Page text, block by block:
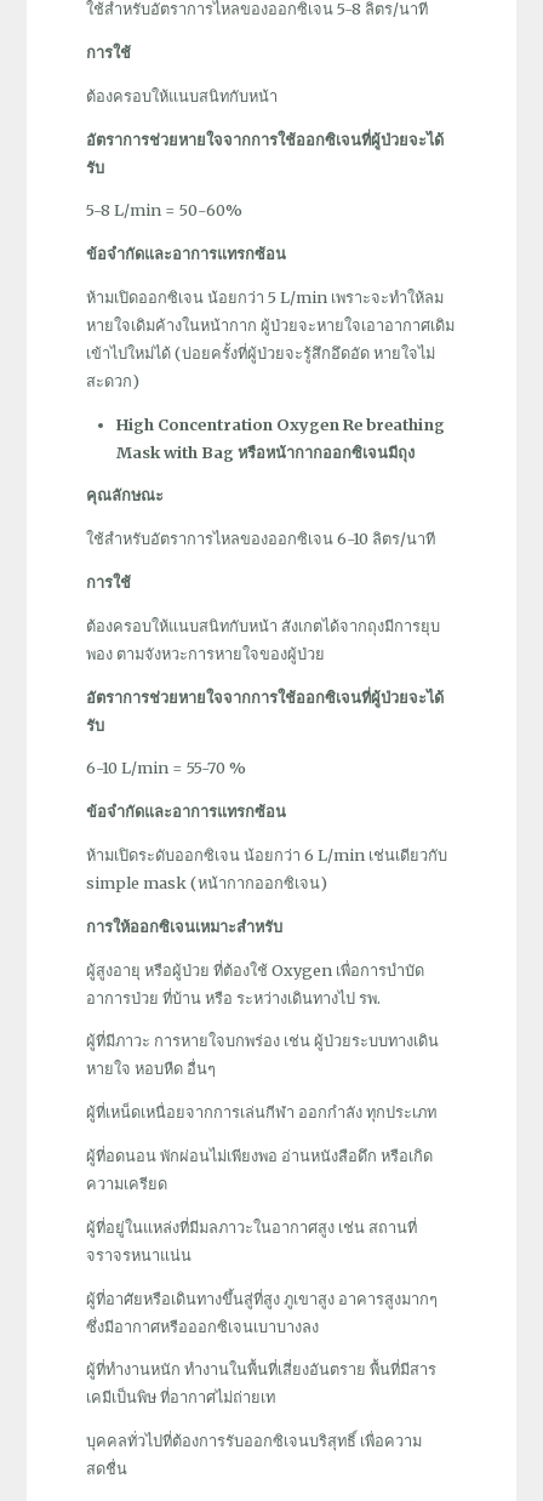
ใช้สำหรับอัตราการไหลของออกซิเจน 5-8 ลิตร/นาที
การใช้
ต้องครอบให้แนบสนิทกับหน้า
อัตราการช่วยหายใจจากการใช้ออกซิเจนที่ผู้ป่วยจะได้
รับ
5-8 L/min = 50-60%
ข้อจำกัดและอาการแทรกซ้อน
ห้ามเปิดออกซิเจน น้อยกว่า 5 L/min เพราะจะทำให้ลม
หายใจเดิมค้างในหน้ากาก ผู้ป่วยจะหายใจเอาอากาศเดิม
เข้าไปใหม่ได้ (บ่อยครั้งที่ผู้ป่วยจะรู้สึกอึดอัด หายใจไม่
สะดวก)
High Concentration Oxygen Re breathing
Mask with Bag หรือหน้ากากออกซิเจนมีถุง
คุณลักษณะ
ใช้สำหรับอัตราการไหลของออกซิเจน 6-10 ลิตร/นาที
การใช้
ต้องครอบให้แนบสนิทกับหน้า สังเกตได้จากถุงมีการยุบ
พอง ตามจังหวะการหายใจของผู้ป่วย
อัตราการช่วยหายใจจากการใช้ออกซิเจนที่ผู้ป่วยจะได้
รับ
6-10 L/min = 55-70 %
ข้อจำกัดและอาการแทรกซ้อน
ห้ามเปิดระดับออกซิเจน น้อยกว่า 6 L/min เช่นเดียวกับ
simple mask (หน้ากากออกซิเจน)
การให้ออกซิเจนเหมาะสำหรับ
ผู้สูงอายุ หรือผู้ป่วย ที่ต้องใช้ Oxygen เพื่อการบำบัด
อาการป่วย ที่บ้าน หรือ ระหว่างเดินทางไป รพ.
ผู้ที่มีภาวะ การหายใจบกพร่อง เช่น ผู้ป่วยระบบทางเดิน
หายใจ หอบหืด อื่นๆ
ผู้ที่เหน็ดเหนื่อยจากการเล่นกีฬา ออกกำลัง ทุกประเภท
ผู้ที่อดนอน พักผ่อนไม่เพียงพอ อ่านหนังสือดึก หรือเกิด
ความเครียด
ผู้ที่อยู่ในแหล่งที่มีมลภาวะในอากาศสูง เช่น สถานที่
จราจรหนาแน่น
ผู้ที่อาศัยหรือเดินทางขึ้นสู่ที่สูง ภูเขาสูง อาคารสูงมากๆ
ซึ่งมีอากาศหรือออกซิเจนเบาบางลง
ผู้ที่ทำงานหนัก ทำงานในพื้นที่เสี่ยงอันตราย พื้นที่มีสาร
เคมีเป็นพิษ ที่อากาศไม่ถ่ายเท
บุคคลทั่วไปที่ต้องการรับออกซิเจนบริสุทธิ์ เพื่อความ
สดชื่น